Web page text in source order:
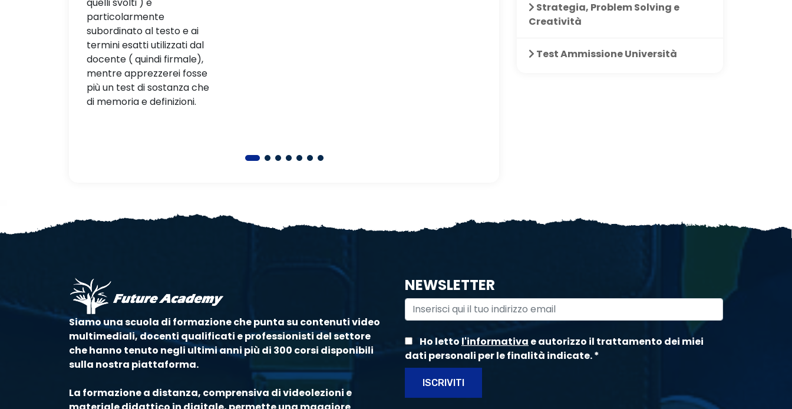
Strategia, Problem Solving e
Creatività
Test Ammissione Università
Siamo una scuola di formazione che punta su contenuti video
multimediali, docenti qualificati e professionisti del settore
che hanno tenuto negli ultimi anni più di 300 corsi disponibili
sulla nostra piattaforma.
La formazione a distanza, comprensiva di videolezioni e
NEWSLETTER
Ho letto l'informativa e autorizzo il trattamento dei miei
dati personali per le finalità indicate.*
ISCRIVITI